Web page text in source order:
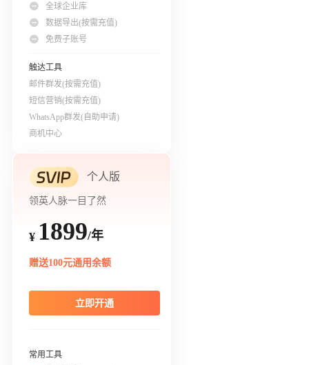
全球企业库
数据导出(按需充值)
免费子账号
触达工具
邮件群发(按需充值)
短信营销(按需充值)
WhatsApp群发(自助申请)
商机中心
个人版
领英人脉一目了然
¥ 1899/年
赠送100元通用余额
立即开通
常用工具